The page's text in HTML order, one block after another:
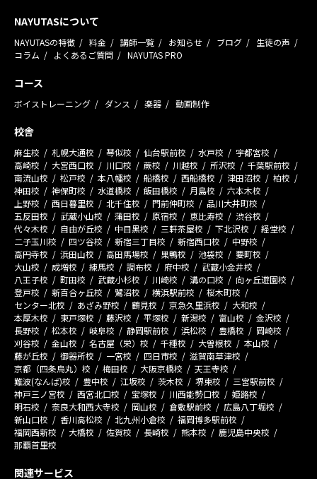
NAYUTASについて
NAYUTASの特徴 料金 講師一覧 お知らせ ブログ
生徒の声
コラム
よくあるご質問 NAYUTAS PRO
コース
ボイストレーニング ダンス 楽器 動画制作
校舎
麻生校 札幌大通校 琴似校 仙台駅前校 水戸校
宇都宮校
高崎校
大宮西口校 川口校 蕨校 川越校 所沢校
千葉駅前校
南流山校
松戸校 本八幡校 船橋校 西船橋校 津田沼校
柏校
神田校
神保町校 水道橋校 飯田橋校 月島校
六本木校
上野校
西日暮里校 北千住校 門前仲町校
品川大井町校
五反田校
武蔵小山校 蒲田校 原宿校 恵比寿校
渋谷校
代々木校
自由が丘校 中目黒校 三軒茶屋校 下北沢校
経堂校
二子玉川校
四ツ谷校 新宿三丁目校 新宿西口校
中野校
高円寺校
浜田山校 高田馬場校 巣鴨校 池袋校
要町校
大山校
成増校 練馬校 調布校 府中校
武蔵小金井校
八王子校
町田校 武蔵小杉校 川崎校 溝の口校
向ヶ丘遊園校
登戸校
新百合ヶ丘校 鷺沼校 横浜駅前校
桜木町校
センター北校
あざみ野校 鶴見校 京急久里浜校
大和校
本厚木校
東戸塚校 藤沢校 平塚校 新潟校 富山校
金沢校
長野校
松本校 岐阜校 静岡駅前校 浜松校 豊橋校
岡崎校
刈谷校
金山校 名古屋（栄）校 千種校 大曽根校
本山校
藤が丘校
御器所校 一宮校 四日市校
滋賀南草津校
京都（四条烏丸）校
梅田校 大阪京橋校
天王寺校
難波(なんば)校
豊中校 江坂校 茨木校 堺東校
三宮駅前校
神戸三ノ宮校
西宮北口校 宝塚校 川西能勢口校
姫路校
明石校
奈良大和西大寺校 岡山校 倉敷駅前校
広島八丁堀校
新山口校
香川高松校 北九州小倉校
福岡博多駅前校
福岡西新校
大橋校 佐賀校 長崎校 熊本校
鹿児島中央校
那覇首里校
関連サービス